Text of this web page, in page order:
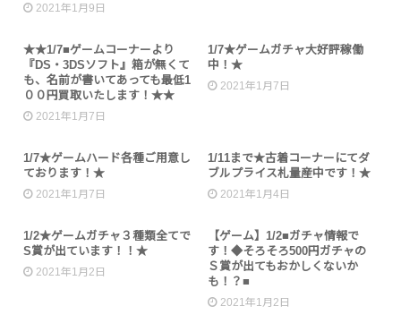
2021年1月9日
未分類
★★1/7■ゲームコーナーより
『DS・3DSソフト』箱が無くて
も、名前が書いてあっても最低1
００円買取いたします！★★
2021年1月7日
未分類
1/7★ゲームガチャ大好評稼働
中！★
2021年1月7日
未分類
1/7★ゲームハード各種ご用意し
ております！★
2021年1月7日
イベント
1/11まで★古着コーナーにてダ
ブルプライス札量産中です！★
2021年1月4日
未分類
1/2★ゲームガチャ３種類全てで
S賞が出ています！！★
2021年1月2日
未分類
【ゲーム】1/2■ガチャ情報で
す！◆そろそろ500円ガチャの
Ｓ賞が出てもおかしくないか
も！？■
2021年1月2日